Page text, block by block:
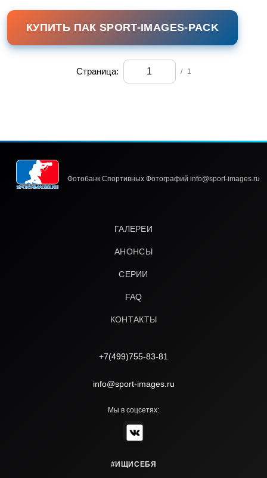
КУПИТЬ ПАК SPORT-IMAGES-PACK
Страница: / 1
Фотобанк Спортивных Фотографий info@sport-images.ru
ГАЛЕРЕИ
АНОНСЫ
СЕРИИ
FAQ
КОНТАКТЫ
+7(499)755-83-81
info@sport-images.ru
Мы в соцсетях:
#ИЩИСЕБЯ